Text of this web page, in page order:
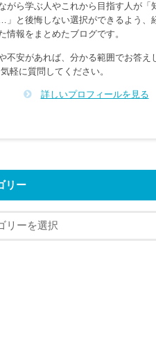
がら学ぶ人やこれから目指す人が「
」と後悔しない選択ができるよう、
情報をまとめたブログです。
不安があれば、分かる範囲でお答え
軽に質問してください。
詳しいプロフィールを見る
リー